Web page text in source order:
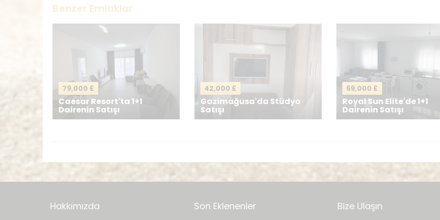
Mesajınız
Benzer Emlaklar
79,000 £
Caesar Resort'ta 1+1
Dairenin Satışı
42,000 £
Gazimağusa'da Stüdyo
Satışı
69,000 £
Royal Sun Elite'de 1+1
Dairenin Satışı
Hakkımızda Son Eklenenler Bize Ulaşın